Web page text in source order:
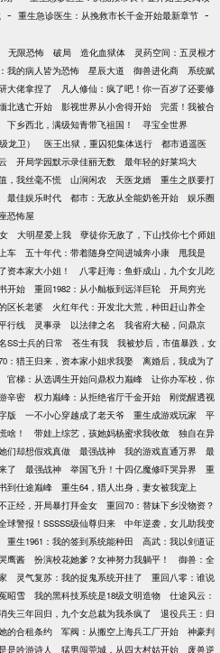
利润。 参演推理片，他获得破案精通
完美犯罪理论，让警方如临大敌。
请去局里喝茶。 …… 当仙侠剧组慕名
候，所有粉丝全都绷不住了！
- 重生急诊医生：从挽救市长千金开始最新章节 -
无限恐怖 破局 造化血狱体
灵药空间：五灵根才
我的病人皆为恐怖 星辰大道 御兽进化商
系统赋
大佬拿捏了
凡人修仙：疯了吧！你一百岁了还要修
北逃亡开始 影视世界从小舍得开始
完蛋！我被合
下乡西北，满级知青带飞祖国！ 寻宝全世界
龙卫） 医王出狱，重囚犯集体送行
都市逍遥医
开局学园默示录佳丽无数
最年轻的好莱坞大
，我丝毫不慌 山涧闲农 天医龙婿
重生之朕要打
最佳娱乐时代 都市：无敌从全能奶爸开始
娱乐圈
恐怖屋
大明星爱上我
孽徒你无敌了，下山找你七个师姐
车 五十年代：带着随身空间进城奔小康
甩我是
资本家大小姐！
八零赶海：鱼虾成山，九个女儿吃
开始 重回1982：从小舢板到远洋巨轮
开局穷光
区长老婆
火红年代：开发北大荒，种田赶山养全
行线 灵事录 以法律之名
我省府大秘，问鼎京
SS士兵的日常 苍生有我
我被炒后，市值暴跌，女
：猎王归来，资本家小姐求我娶
离婚后，我成为了
官梯：从选调生开始问鼎权力巅峰
让你办军校，你
辛密 权力巅峰：从拒绝省厅千金开始
刚觉醒透视
版 一不小心穿越成了老天爷 重生成游戏玩家
平
啥！ 带娃上综艺，孩她妈杨蜜求我收敛
独自在异
们却想假戏真做 最强战神 我的游戏直通万界
最
了 最强战神 举国飞升！十四亿魔修吓哭异界
重
到仕途巅峰
重生64，猎人出身，妻女被我宠上
正经，开局暴打拜金女
重回70：替妹下乡没物资？
球警报！SSSSS级仙尊归来
中年逆袭，女儿助我变
重生1961：我的签到系统能种田
高武：我以剑道证
鹰酱 扮演校花她爹？女神努力我躺平！
御兽：全
灵气复苏：我的捉鬼系统开挂了
重回八零：谁说
昭雪 我的黑科技系统是18级文明造物
仕途风云：
失三年回归，九个女总裁为我杀疯了
退役兵王：归
的合租条约 军阀：从搬空上海兵工厂开始
神豪判
是吟游诗人 猛男闯莞城，从四大村姑开始 废兽逆